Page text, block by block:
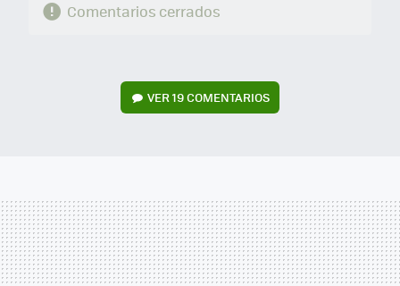
Comentarios cerrados
VER19 COMENTARIOS